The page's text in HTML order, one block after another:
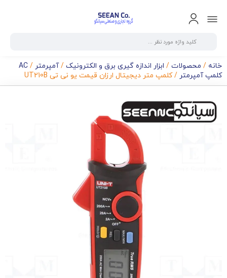
خانه / محصولات / ابزار اندازه گیری برق و الکترونیک /آمپرمتر /
AC
کلمپ آمپرمتر / کلمپ متر دیجیتال ارزان قیمت یو نی تی UT210B